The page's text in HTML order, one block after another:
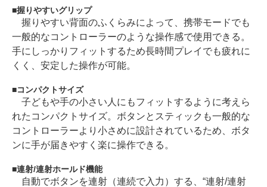
握りやすいグリップ
握りやすい背面のふくらみによって、携帯モードでも
一般的なコントローラーのような操作感で使用できる。
手にしっかりフィットするため長時間プレイでも疲れに
くく、安定した操作が可能。
コンパクトサイズ
子どもや手の小さい人にもフィットするように考えら
れたコンパクトサイズ。ボタンとスティックも一般的な
コントローラーより小さめに設計されているため、ボタ
ンに手が届きやすく楽に操作できる。
連射/連射ホールド機能
自動でボタンを連射（連続で入力）する、“連射/連射